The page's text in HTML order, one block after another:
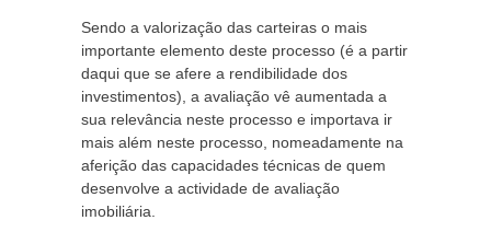
Sendo a valorização das carteiras o mais
importante elemento deste processo (é a partir
daqui que se afere a rendibilidade dos
investimentos), a avaliação vê aumentada a
sua relevância neste processo e importava ir
mais além neste processo, nomeadamente na
aferição das capacidades técnicas de quem
desenvolve a actividade de avaliação
imobiliária.